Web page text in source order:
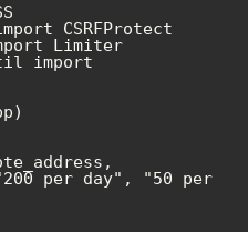
CSRFProtect
Limiter
import